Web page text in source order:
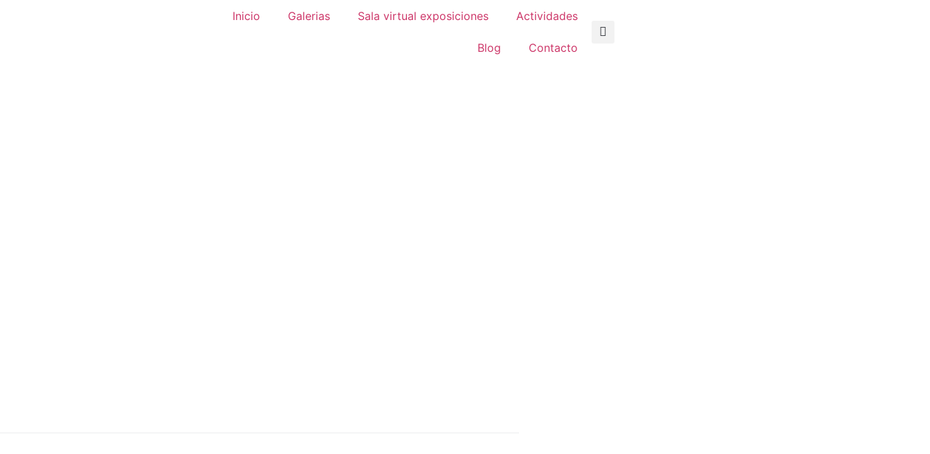
Inicio Galerias Sala virtual exposiciones Actividades
Blog Contacto